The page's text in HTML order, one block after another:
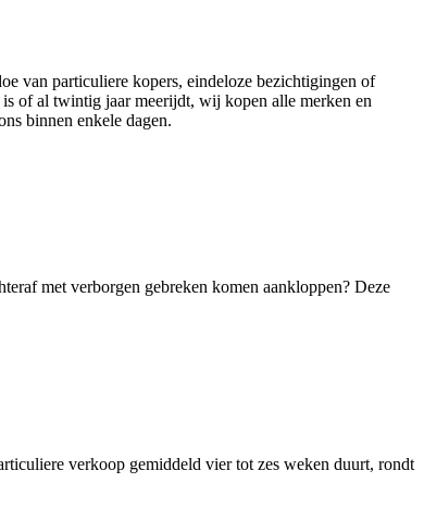
van particuliere kopers, eindeloze bezichtigingen of
of al twintig jaar meerijdt, wij kopen alle merken en
binnen enkele dagen.
met verborgen gebreken komen aankloppen? Deze
verkoop gemiddeld vier tot zes weken duurt, rondt